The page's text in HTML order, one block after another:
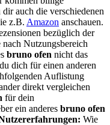
auch die verschiedenen
z.B. Amazon anschauen.
bezüglich der
nach Nutzungsbereich
bruno ofen nicht das
dich für einen anderen
Auflistung
direkt vergleichen
für dein
ein anderes bruno ofen
Wie